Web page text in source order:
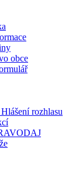
obce
rozhlasu